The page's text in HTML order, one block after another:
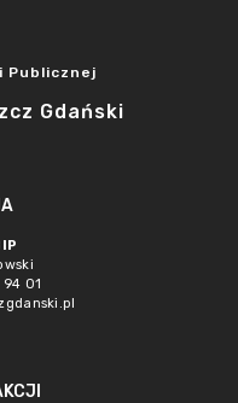
Publicznej
Gdański
01